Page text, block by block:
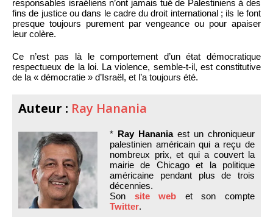
responsables israéliens n’ont jamais tué de Palestiniens à des
fins de justice ou dans le cadre du droit international ; ils le font
presque toujours purement par vengeance ou pour apaiser
leur colère.
Ce n’est pas là le comportement d’un état démocratique
respectueux de la loi. La violence, semble-t-il, est constitutive
de la « démocratie » d’Israël, et l’a toujours été.
Auteur : Ray Hanania
* Ray Hananiaest un chroniqueur
palestinien américain qui a reçu de
nombreux prix, et qui a couvert la
mairie de Chicago et la politique
américaine pendant plus de trois
décennies.
Son site web et son compte
Twitter.